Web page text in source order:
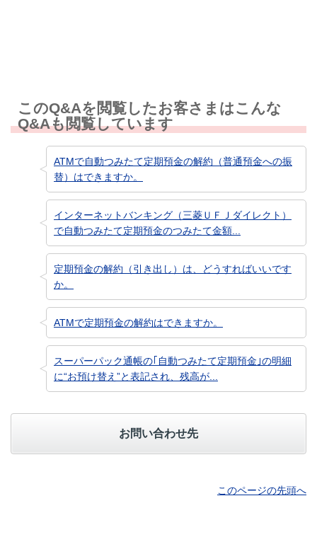
このQ&Aを閲覧したお客さまはこんな
Q&Aも閲覧しています
ATMで自動つみたて定期預金の解約（普通預金への振
替）はできますか。
インターネットバンキング（三菱ＵＦＪダイレクト）
で自動つみたて定期預金のつみたて金額...
定期預金の解約（引き出し）は、どうすればいいです
か。
ATMで定期預金の解約はできますか。
スーパーパック通帳の｢自動つみたて定期預金｣の明細
に“お預け替え”と表記され、残高が...
お問い合わせ先
このページの先頭へ